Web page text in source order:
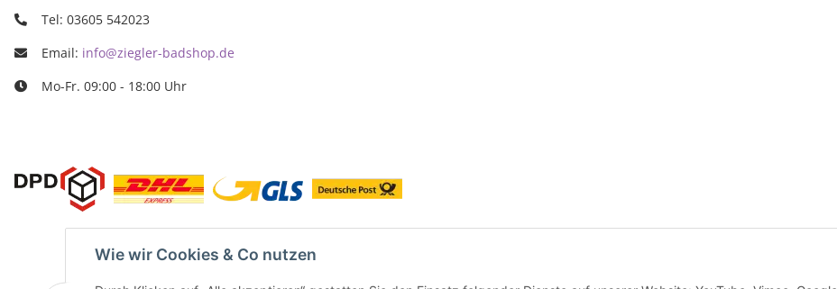
Wie wir Cookies & Co nutzen
Tel: 03605 542023
Email: info@ziegler-badshop.de
Mo-Fr. 09:00 - 18:00 Uhr